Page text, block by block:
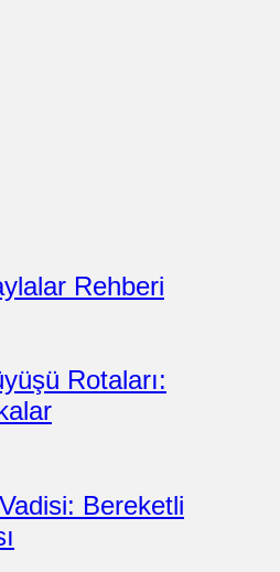
Rehberi
Rotaları:
Bereketli